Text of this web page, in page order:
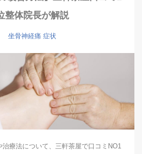
整体院長が解説
坐骨神経痛 症状
療法について、三軒茶屋で口コミNO1